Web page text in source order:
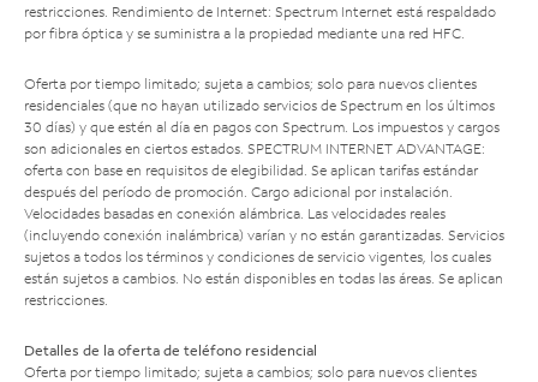
restricciones. Rendimiento de Internet: Spectrum Internet está respaldado
por fibra óptica y se suministra a la propiedad mediante una red HFC.
Oferta por tiempo limitado; sujeta a cambios; solo para nuevos clientes
residenciales (que no hayan utilizado servicios de Spectrum en los últimos
30 días) y que estén al día en pagos con Spectrum. Los impuestos y cargos
son adicionales en ciertos estados. SPECTRUM INTERNET ADVANTAGE:
oferta con base en requisitos de elegibilidad. Se aplican tarifas estándar
después del período de promoción. Cargo adicional por instalación.
Velocidades basadas en conexión alámbrica. Las velocidades reales
(incluyendo conexión inalámbrica) varían y no están garantizadas. Servicios
sujetos a todos los términos y condiciones de servicio vigentes, los cuales
están sujetos a cambios. No están disponibles en todas las áreas. Se aplican
restricciones.
Detalles de la oferta de teléfono residencial
Oferta por tiempo limitado; sujeta a cambios; solo para nuevos clientes